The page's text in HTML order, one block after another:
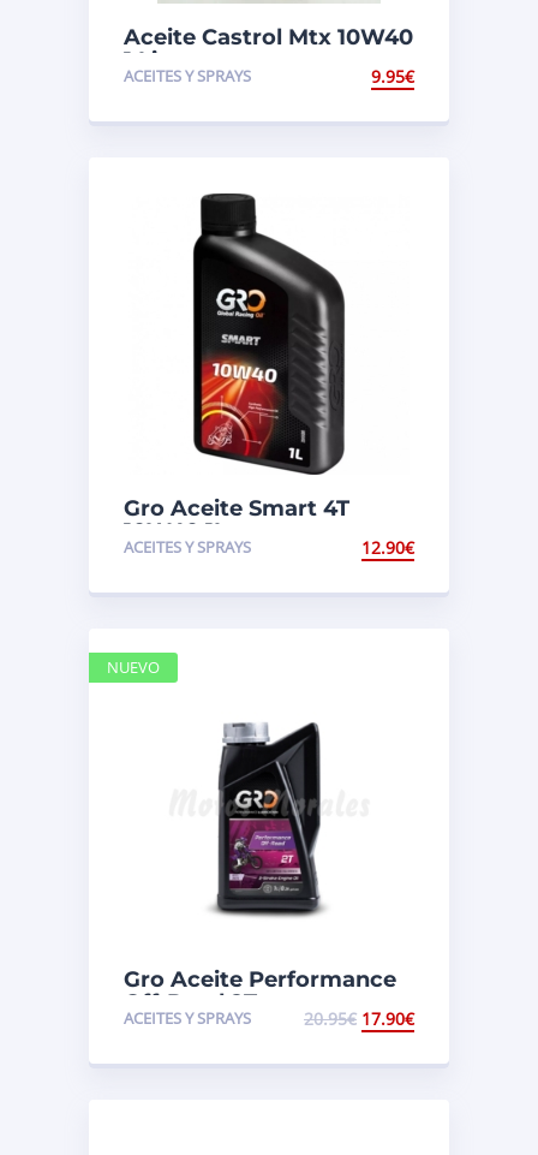
Aceite Castrol Mtx 10W40
1 Litro
ACEITES Y SPRAYS 9.95€
Gro Aceite Smart 4T
10W40 1L.
ACEITES Y SPRAYS 12.90€
Gro Aceite Performance
Off-Road 2T
ACEITES Y SPRAYS 20.95€ 17.90€
NUEVO